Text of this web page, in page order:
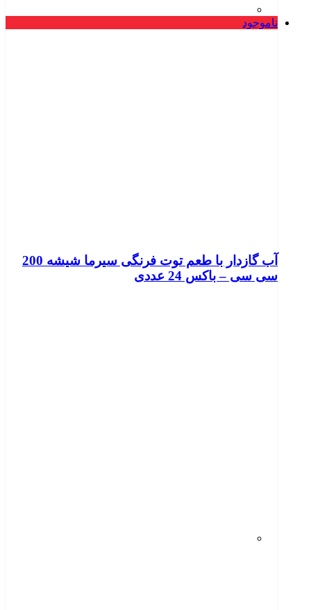
ناموجود
آب گازدار با طعم توت فرنگی سیرما شیشه 200
سی سی – باکس 24 عددی